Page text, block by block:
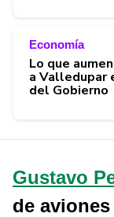
Economía
Lo que
a Valledupar
del Gobierno
Gustavo
de